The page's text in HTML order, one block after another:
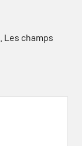
Les champs